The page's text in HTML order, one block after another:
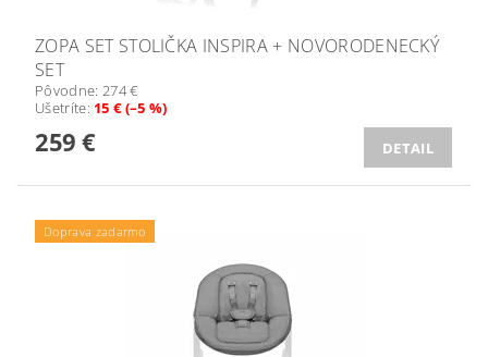
ZOPA SET STOLIČKA INSPIRA + NOVORODENECKÝ
SET
Pôvodne: 274 €
Ušetríte: 15 € (–5 %)
259 € DETAIL
Doprava zadarmo